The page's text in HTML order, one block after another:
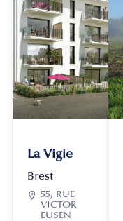
La Vigie
Brest
 55, RUE
VICTOR
EUSEN